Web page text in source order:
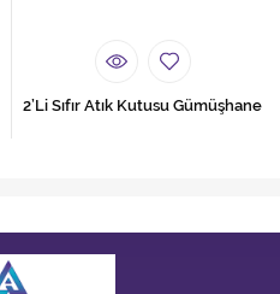
2’Li Sıfır Atık Kutusu Gümüşhane